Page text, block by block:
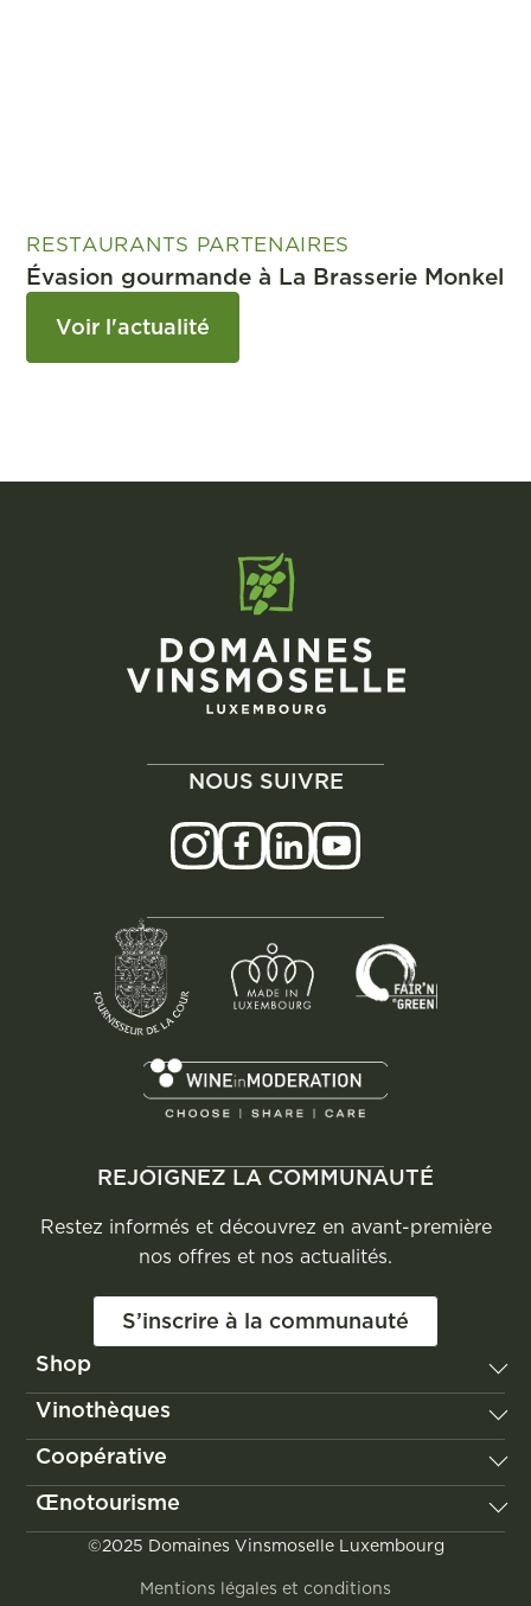
RESTAURANTS PARTENAIRES
Évasion gourmande à La Brasserie Monkel
Voir l'actualité
NOUS SUIVRE
REJOIGNEZ LA COMMUNAUTÉ
Restez informés et découvrez en avant-première
nos offres et nos actualités.
S’inscrire à la communauté
Shop
Vignum
Les Vignerons de Domaines Vinsmoselle
Poll-Fabaire
Château Edmond de la Fontaine
Jongwënzer
Vinothèques
Remerschen
Wellenstein
Wormeldange
Grevenmacher
Coopérative
Notre histoire
Nos valeurs
Le vignoble
Nos engagements
Œnotourisme
Découvrir la Moselle luxembourgeoise
Visites & dégustations
©2025 Domaines Vinsmoselle Luxembourg
Mentions légales et conditions